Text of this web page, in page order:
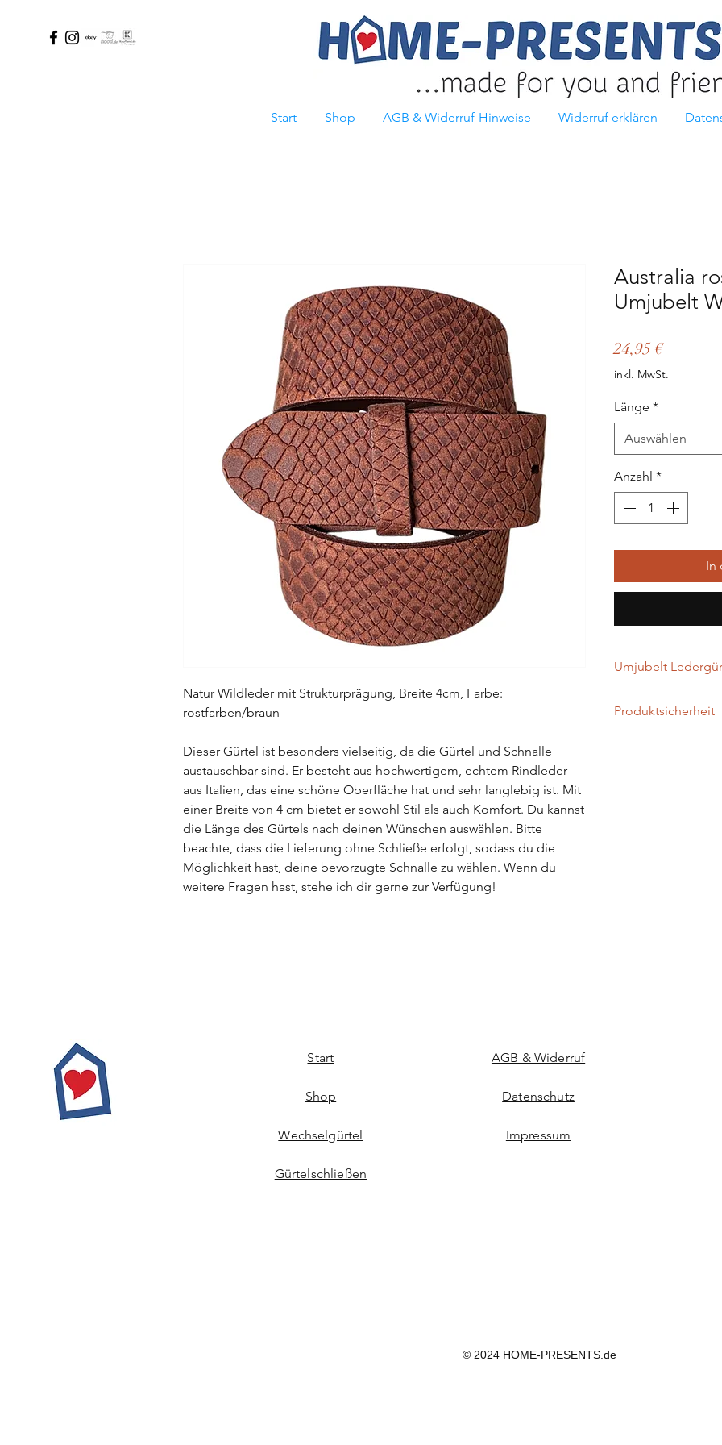
Start Shop AGB & Widerruf-Hinweise Widerruf erklären
Natur Wildleder mit Strukturprägung, Breite 4cm, Farbe:
rostfarben/braun
Dieser Gürtel ist besonders vielseitig, da die Gürtel und Schnalle
austauschbar sind. Er besteht aus hochwertigem, echtem Rindleder
aus Italien, das eine schöne Oberfläche hat und sehr langlebig ist. Mit
einer Breite von 4 cm bietet er sowohl Stil als auch Komfort. Du kannst
die Länge des Gürtels nach deinen Wünschen auswählen. Bitte
beachte, dass die Lieferung ohne Schließe erfolgt, sodass du die
Möglichkeit hast, deine bevorzugte Schnalle zu wählen. Wenn du
weitere Fragen hast, stehe ich dir gerne zur Verfügung!
Australia
Umjubelt
24,95 €Preis
inkl. MwSt.
Länge *
Auswählen
Anzahl *
In
Umjubelt
gefertigt. Alle
Produktsicherheit
Start
Shop
Wechselgürtel
Gürtelschließen
AGB & Widerruf
Datenschutz
Impressum
© 2024 HOME-PRESENTS.de